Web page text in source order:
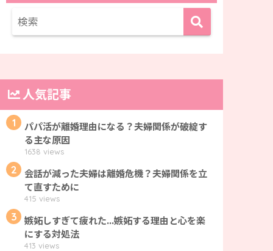
人気記事
1
パパ活が離婚理由になる？夫婦関係が破綻す
る主な原因
1638 views
2
会話が減った夫婦は離婚危機？夫婦関係を立
て直すために
415 views
3
嫉妬しすぎて疲れた...嫉妬する理由と心を楽
にする対処法
413 views